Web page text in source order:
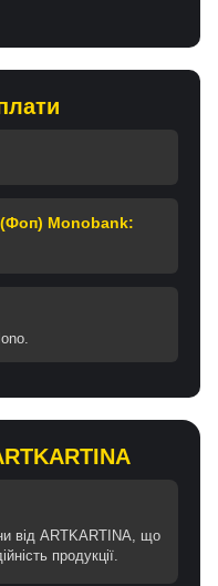
(Фоп) Monobank:
від ARTKARTINA, що
продукції.